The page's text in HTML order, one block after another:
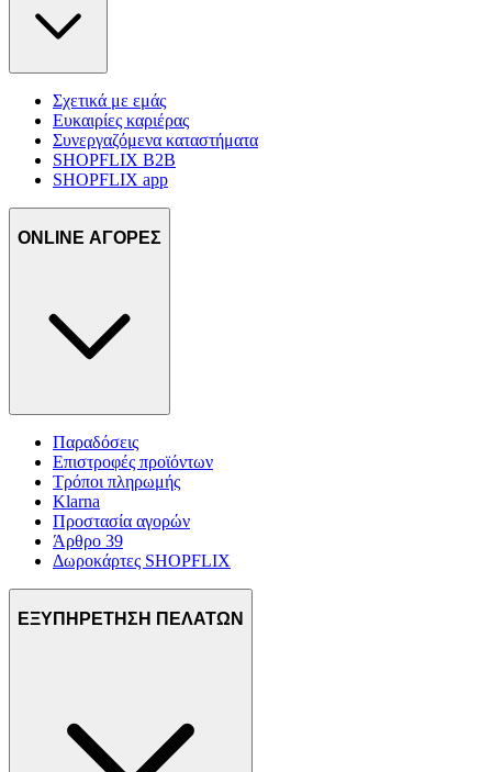
Σχετικά με εμάς
Ευκαιρίες καριέρας
Συνεργαζόμενα καταστήματα
SHOPFLIX B2B
SHOPFLIX app
ONLINE ΑΓΟΡΕΣ
Παραδόσεις
Επιστροφές προϊόντων
Τρόποι πληρωμής
Klarna
Προστασία αγορών
Άρθρο 39
Δωροκάρτες SHOPFLIX
ΕΞΥΠΗΡΕΤΗΣΗ ΠΕΛΑΤΩΝ